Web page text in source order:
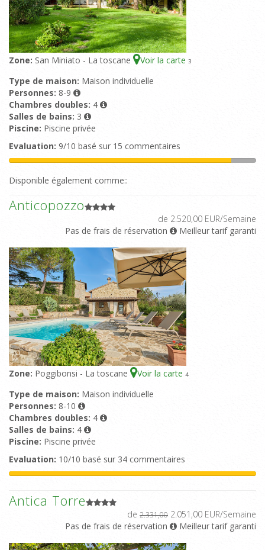
Zone: San Miniato - La toscane Voir la carte 3
Type de maison: Maison individuelle
Personnes: 8-9
Chambres doubles: 4
Salles de bains: 3
Piscine: Piscine privée
Evaluation: 9/10 basé sur 15 commentaires
Disponible également comme::
Anticopozzo
de 2.520,00 EUR/Semaine
Pas de frais de réservation
Meilleur tarif garanti
Zone: Poggibonsi - La toscane Voir la carte 4
Type de maison: Maison individuelle
Personnes: 8-10
Chambres doubles: 4
Salles de bains: 4
Piscine: Piscine privée
Evaluation: 10/10 basé sur 34 commentaires
Antica Torre
de 2.331,00 2.051,00 EUR/Semaine
Pas de frais de réservation
Meilleur tarif garanti